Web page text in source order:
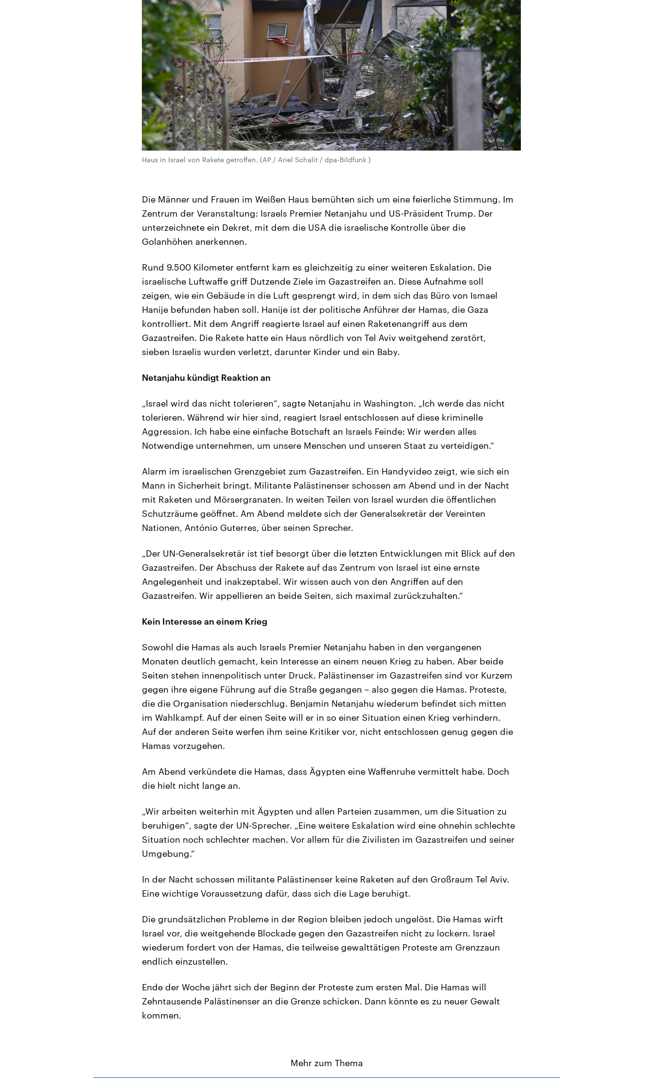
Haus in Israel von Rakete getroffen. (AP / Ariel Schalit / dpa-Bildfunk )
Die Männer und Frauen im Weißen Haus bemühten sich um eine feierliche Stimmung. Im
Zentrum der Veranstaltung: Israels Premier Netanjahu und US-Präsident Trump. Der
unterzeichnete ein Dekret, mit dem die USA die israelische Kontrolle über die
Golanhöhen anerkennen.
Rund 9.500 Kilometer entfernt kam es gleichzeitig zu einer weiteren Eskalation. Die
israelische Luftwaffe griff Dutzende Ziele im Gazastreifen an. Diese Aufnahme soll
zeigen, wie ein Gebäude in die Luft gesprengt wird, in dem sich das Büro von Ismael
Hanije befunden haben soll. Hanije ist der politische Anführer der Hamas, die Gaza
kontrolliert. Mit dem Angriff reagierte Israel auf einen Raketenangriff aus dem
Gazastreifen. Die Rakete hatte ein Haus nördlich von Tel Aviv weitgehend zerstört,
sieben Israelis wurden verletzt, darunter Kinder und ein Baby.
Netanjahu kündigt Reaktion an
„Israel wird das nicht tolerieren“, sagte Netanjahu in Washington. „Ich werde das nicht
tolerieren. Während wir hier sind, reagiert Israel entschlossen auf diese kriminelle
Aggression. Ich habe eine einfache Botschaft an Israels Feinde: Wir werden alles
Notwendige unternehmen, um unsere Menschen und unseren Staat zu verteidigen.“
Alarm im israelischen Grenzgebiet zum Gazastreifen. Ein Handyvideo zeigt, wie sich ein
Mann in Sicherheit bringt. Militante Palästinenser schossen am Abend und in der Nacht
mit Raketen und Mörsergranaten. In weiten Teilen von Israel wurden die öffentlichen
Schutzräume geöffnet. Am Abend meldete sich der Generalsekretär der Vereinten
Nationen, António Guterres, über seinen Sprecher.
„Der UN-Generalsekretär ist tief besorgt über die letzten Entwicklungen mit Blick auf den
Gazastreifen. Der Abschuss der Rakete auf das Zentrum von Israel ist eine ernste
Angelegenheit und inakzeptabel. Wir wissen auch von den Angriffen auf den
Gazastreifen. Wir appellieren an beide Seiten, sich maximal zurückzuhalten.“
Kein Interesse an einem Krieg
Sowohl die Hamas als auch Israels Premier Netanjahu haben in den vergangenen
Monaten deutlich gemacht, kein Interesse an einem neuen Krieg zu haben. Aber beide
Seiten stehen innenpolitisch unter Druck. Palästinenser im Gazastreifen sind vor Kurzem
gegen ihre eigene Führung auf die Straße gegangen – also gegen die Hamas. Proteste,
die die Organisation niederschlug. Benjamin Netanjahu wiederum befindet sich mitten
im Wahlkampf. Auf der einen Seite will er in so einer Situation einen Krieg verhindern.
Auf der anderen Seite werfen ihm seine Kritiker vor, nicht entschlossen genug gegen die
Hamas vorzugehen.
Am Abend verkündete die Hamas, dass Ägypten eine Waffenruhe vermittelt habe. Doch
die hielt nicht lange an.
„Wir arbeiten weiterhin mit Ägypten und allen Parteien zusammen, um die Situation zu
beruhigen“, sagte der UN-Sprecher. „Eine weitere Eskalation wird eine ohnehin schlechte
Situation noch schlechter machen. Vor allem für die Zivilisten im Gazastreifen und seiner
Umgebung.“
In der Nacht schossen militante Palästinenser keine Raketen auf den Großraum Tel Aviv.
Eine wichtige Voraussetzung dafür, dass sich die Lage beruhigt.
Die grundsätzlichen Probleme in der Region bleiben jedoch ungelöst. Die Hamas wirft
Israel vor, die weitgehende Blockade gegen den Gazastreifen nicht zu lockern. Israel
wiederum fordert von der Hamas, die teilweise gewalttätigen Proteste am Grenzzaun
endlich einzustellen.
Ende der Woche jährt sich der Beginn der Proteste zum ersten Mal. Die Hamas will
Zehntausende Palästinenser an die Grenze schicken. Dann könnte es zu neuer Gewalt
kommen.
Mehr zum Thema